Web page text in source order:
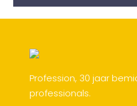
Profession, 30 jaar
professionals.